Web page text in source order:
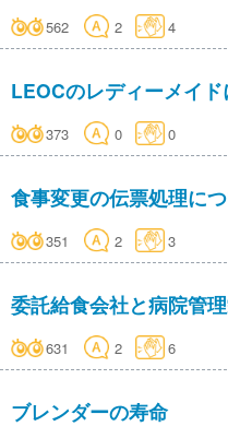
562 2 4
LEOCのレディーメイド
373 0 0
食事変更の伝票処理に
351 2 3
委託給食会社と病院管
631 2 6
ブレンダーの寿命